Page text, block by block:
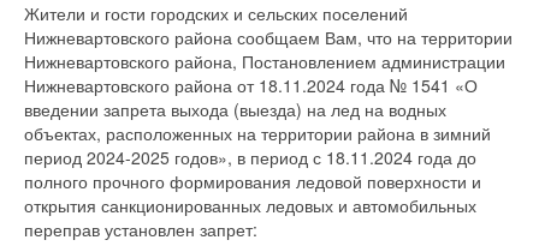
Жители и гости городских и сельских поселений
Нижневартовского района сообщаем Вам, что на территории
Нижневартовского района, Постановлением администрации
Нижневартовского района от 18.11.2024 года № 1541 «О
введении запрета выхода (выезда) на лед на водных
объектах, расположенных на территории района в зимний
период 2024-2025 годов», в период с 18.11.2024 года до
полного прочного формирования ледовой поверхности и
открытия санкционированных ледовых и автомобильных
переправ установлен запрет: